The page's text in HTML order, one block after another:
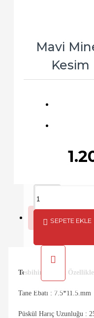
Mavi
Kesim
SEPETE EKLE
Açıklama
Tesbihin Teknik
Tane Ebatı : 7.5*11.5.mm
Püskül Harıç Uzunluğu :